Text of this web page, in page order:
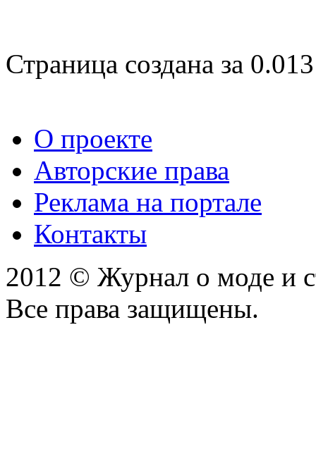
Страница создана за
О проекте
Авторские права
Реклама на портале
Контакты
2012 © Журнал о моде и
Все права защищены.